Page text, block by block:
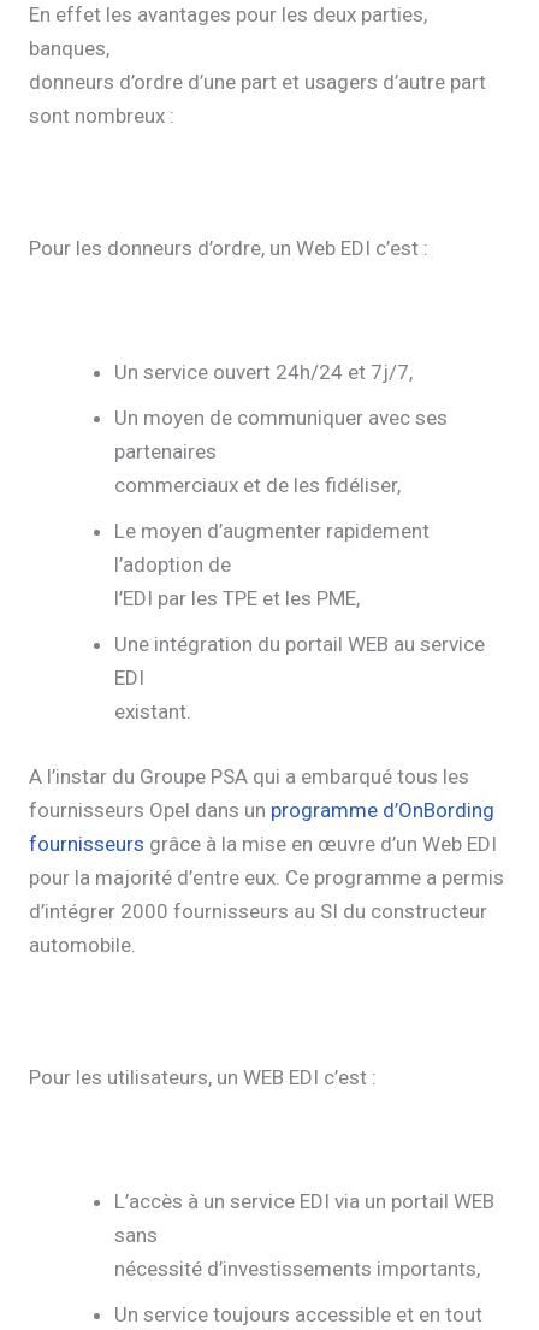
En effet les avantages pour les deux parties,
banques,
donneurs d’ordre d’une part et usagers d’autre part
sont nombreux :
Pour les donneurs d’ordre, un Web EDI c’est :
Un service ouvert 24h/24 et 7j/7,
Un moyen de communiquer avec ses
partenaires
commerciaux et de les fidéliser,
Le moyen d’augmenter rapidement
l’adoption de
l’EDI par les TPE et les PME,
Une intégration du portail WEB au service
EDI
existant.
A l’instar du Groupe PSA qui a embarqué tous les
fournisseurs Opel dans un programme d’OnBording
fournisseurs grâce à la mise en œuvre d’un Web EDI
pour la majorité d’entre eux. Ce programme a permis
d’intégrer 2000 fournisseurs au SI du constructeur
automobile.
Pour les utilisateurs, un WEB EDI c’est :
L’accès à un service EDI via un portail WEB
sans
nécessité d’investissements importants,
Un service toujours accessible et en tout